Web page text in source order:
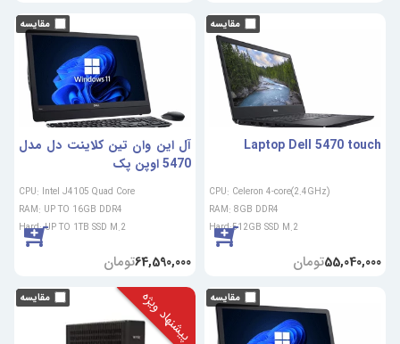
Laptop Dell 5470 touch
CPU: Celeron 4-core(2.4GHz)
RAM: 8GB DDR4
Hard:512GB SSD M.2
55,040,000تومان
آل این وان تین کلاینت دل مدل
5470 اوپن پک
CPU: Intel J4105 Quad Core
RAM: UP TO 16GB DDR4
Hard: UP TO 1TB SSD M.2
64,590,000تومان
پیشنهاد ویژه